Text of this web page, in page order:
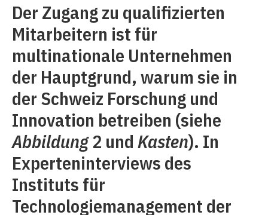
Der Zugang zu qualifizierten
Mitarbeitern ist für
multinationale Unternehmen
der Hauptgrund, warum sie in
der Schweiz Forschung und
Innovation betreiben (siehe
Abbildung2 und Kasten). In
Experteninterviews des
Instituts für
Technologiemanagement der